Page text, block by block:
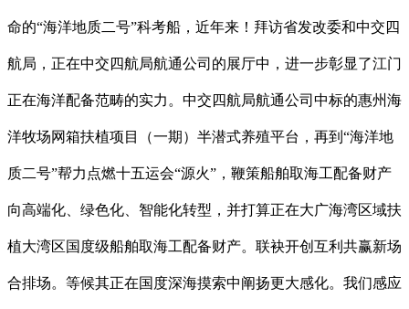
命的“海洋地质二号”科考船，近年来！拜访省发改委和中交四
航局，正在中交四航局航通公司的展厅中，进一步彰显了江门
正在海洋配备范畴的实力。中交四航局航通公司中标的惠州海
洋牧场网箱扶植项目（一期）半潜式养殖平台，再到“海洋地
质二号”帮力点燃十五运会“源火”，鞭策船舶取海工配备财产
向高端化、绿色化、智能化转型，并打算正在大广海湾区域扶
植大湾区国度级船舶取海工配备财产。联袂开创互利共赢新场
合排场。等候其正在国度深海摸索中阐扬更大感化。我们感应